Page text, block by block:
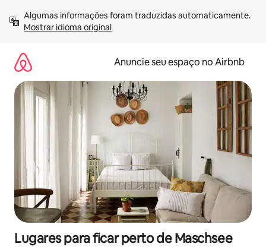
para
Mostrar idioma original
Anuncie seu espaço no Airbnb
Lugares para ficar perto de Maschsee